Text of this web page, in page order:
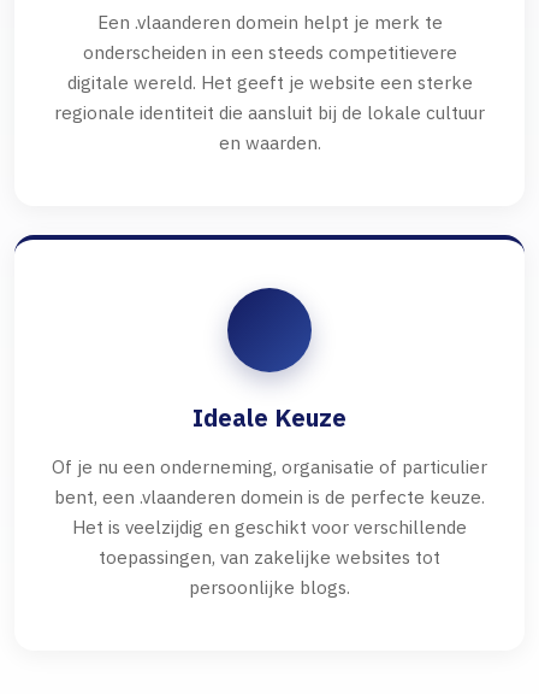
Een .vlaanderen domein helpt je merk te
onderscheiden in een steeds competitievere
digitale wereld. Het geeft je website een sterke
regionale identiteit die aansluit bij de lokale cultuur
en waarden.
Ideale Keuze
Of je nu een onderneming, organisatie of particulier
bent, een .vlaanderen domein is de perfecte keuze.
Het is veelzijdig en geschikt voor verschillende
toepassingen, van zakelijke websites tot
persoonlijke blogs.